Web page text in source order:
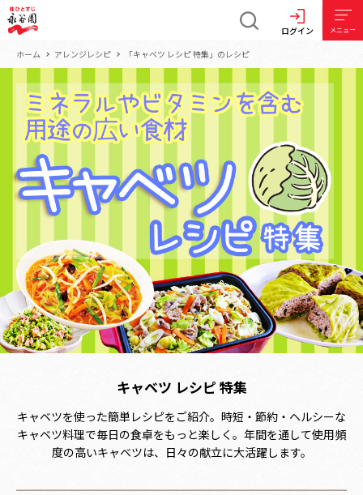
ログイン メニュー
ホーム アレンジレシピ 「キャベツ レシピ 特集」のレシピ
キャベツ レシピ 特集
キャベツを使った簡単レシピをご紹介。時短・節約・ヘルシーな
キャベツ料理で毎日の食卓をもっと楽しく。年間を通して使用頻
度の高いキャベツは、日々の献立に大活躍します。